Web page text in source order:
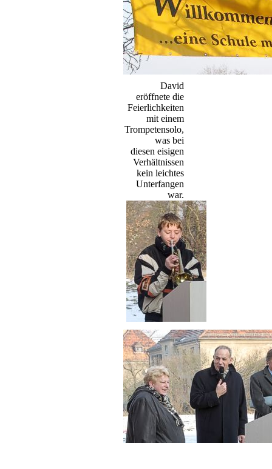
David
eröffnete die
Feierlichkeiten
mit einem
Trompetensolo,
was bei
diesen eisigen
Verhältnissen
kein leichtes
Unterfangen
war.